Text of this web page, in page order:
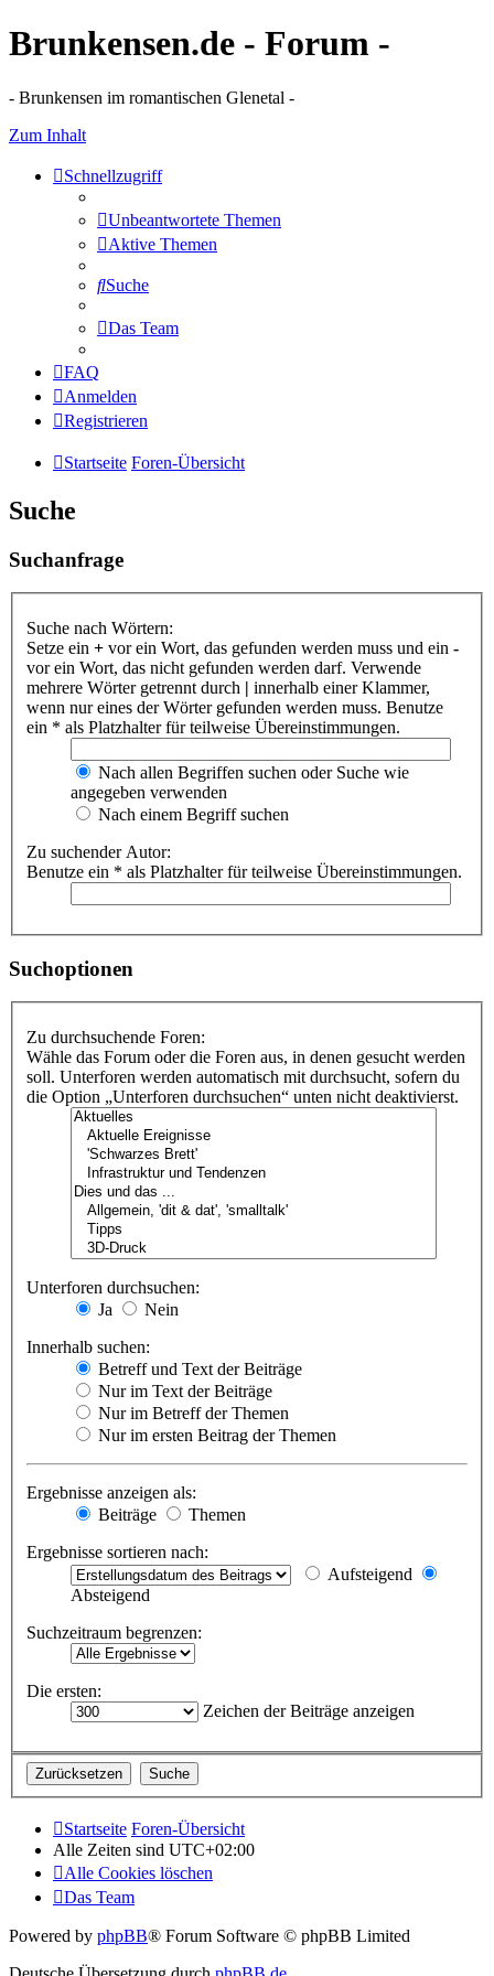
Brunkensen.de - Forum -
- Brunkensen im romantischen Glenetal -
Zum Inhalt
Schnellzugriff
Unbeantwortete Themen
Aktive Themen
Suche
Das Team
FAQ
Anmelden
Registrieren
Startseite Foren-Übersicht
Suche
Suchanfrage
Suche nach Wörtern:
Setze ein + vor ein Wort, das gefunden werden muss und ein -
vor ein Wort, das nicht gefunden werden darf. Verwende
mehrere Wörter getrennt durch | innerhalb einer Klammer,
wenn nur eines der Wörter gefunden werden muss. Benutze
ein * als Platzhalter für teilweise Übereinstimmungen.
Nach allen Begriffen suchen oder Suche wie
angegeben verwenden
Nach einem Begriff suchen
Zu suchender Autor:
Benutze ein * als Platzhalter für teilweise Übereinstimmungen.
Suchoptionen
Zu durchsuchende Foren:
Wähle das Forum oder die Foren aus, in denen gesucht werden
soll. Unterforen werden automatisch mit durchsucht, sofern du
die Option „Unterforen durchsuchen“ unten nicht deaktivierst.
Unterforen durchsuchen:
Ja
Nein
Innerhalb suchen:
Betreff und Text der Beiträge
Nur im Text der Beiträge
Nur im Betreff der Themen
Nur im ersten Beitrag der Themen
Ergebnisse anzeigen als:
Beiträge
Themen
Ergebnisse sortieren nach:
Aufsteigend
Absteigend
Suchzeitraum begrenzen:
Die ersten:
Zeichen der Beiträge anzeigen
Startseite Foren-Übersicht
Alle Zeiten sind UTC+02:00
Alle Cookies löschen
Das Team
Powered by phpBB® Forum Software © phpBB Limited